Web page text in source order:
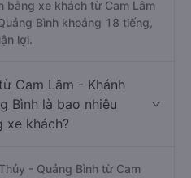
bằng xe khách từ Cam Lâm
Bình khoảng 18 tiếng,
lợi.
Cam Lâm - Khánh
Bình là bao nhiêu
xe khách?
- Quảng Bình từ Cam